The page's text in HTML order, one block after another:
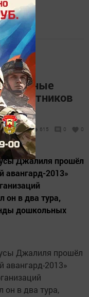
работников
615 0 0
Джалиля прошёл
авангард-2013»
он в два тура,
дошкольных
Джалиля прошёл
авангард-2013»
он в два тура,